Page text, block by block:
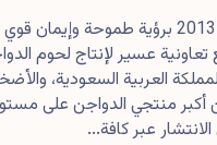
بدأت رحلتنا في أصول عام 2013 برؤية
عسير لإنتاج لحوم
العربية السعودية،
أكبر منتجي الدواجن على
عبر كافة...